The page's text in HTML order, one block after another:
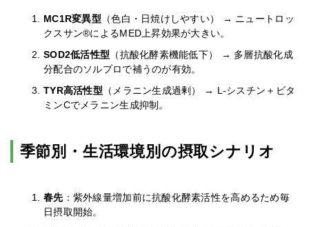
MC1R変異型 （色白・日焼けしやすい） → ニュートロッ
クスサン®によるMED上昇効果が大きい。
SOD2低活性型 （抗酸化酵素機能低下） → 多層抗酸化成
分配合のソルプロで補うのが有効。
TYR高活性型 （メラニン生成過剰） → L-シスチン＋ビタ
ミンCでメラニン生成抑制。
季節別・生活環境別の摂取シナリオ
春先：紫外線量増加前に抗酸化酵素活性を高めるため毎
日摂取開始。